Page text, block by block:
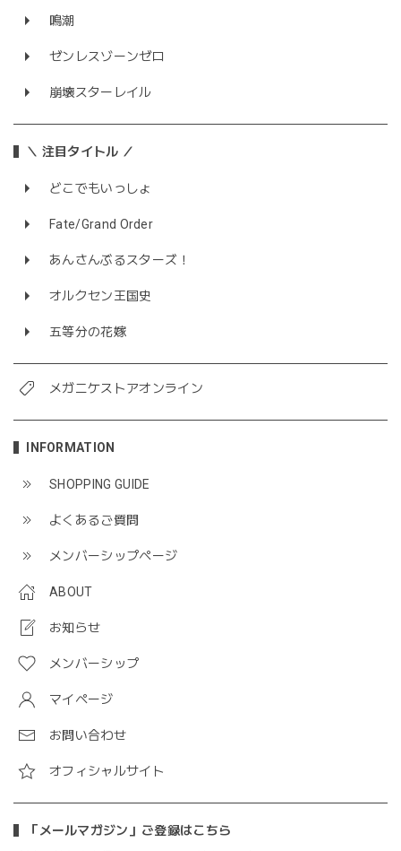
鳴潮
ゼンレスゾーンゼロ
崩壊スターレイル
＼ 注目タイトル ／
どこでもいっしょ
Fate/Grand Order
あんさんぶるスターズ！
オルクセン王国史
五等分の花嫁
メガニケストアオンライン
INFORMATION
SHOPPING GUIDE
よくあるご質問
メンバーシップページ
ABOUT
お知らせ
メンバーシップ
マイページ
お問い合わせ
オフィシャルサイト
「メールマガジン」ご登録はこちら